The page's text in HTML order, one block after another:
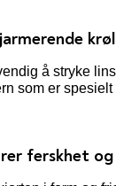
å stryke
som er
ferskhet